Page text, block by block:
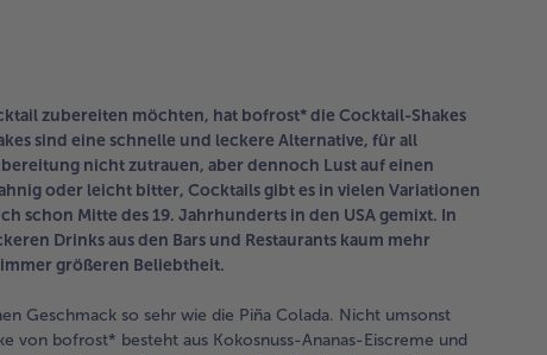
zubereiten möchten, hat bofrost* die Cocktail-Shakes
sind eine schnelle und leckere Alternative, für all
nicht zutrauen, aber dennoch Lust auf einen
oder leicht bitter, Cocktails gibt es in vielen Variationen
schon Mitte des 19. Jahrhunderts in den USA gemixt. In
Drinks aus den Bars und Restaurants kaum mehr
größeren Beliebtheit.
Geschmack so sehr wie die Piña Colada. Nicht umsonst
von bofrost* besteht aus Kokosnuss-Ananas-Eiscreme und